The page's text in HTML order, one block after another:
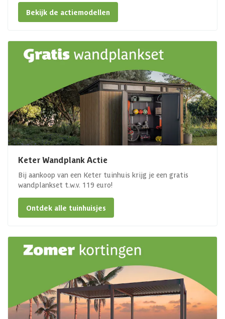
Bekijk de actiemodellen
Keter Wandplank Actie
Bij aankoop van een Keter tuinhuis krijg je een gratis
wandplankset t.w.v. 119 euro!
Ontdek alle tuinhuisjes